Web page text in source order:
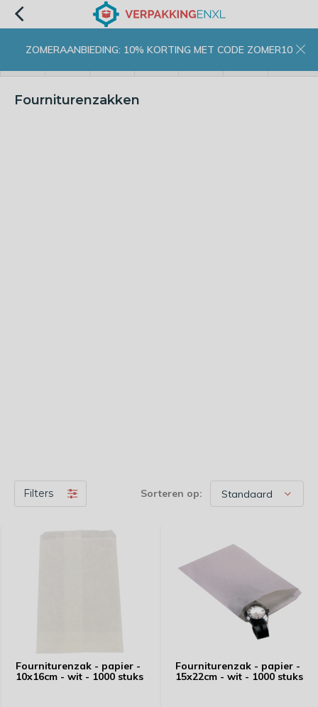
ZOMERAANBIEDING: 10% KORTING MET CODE ZOMER10
Fourniturenzakken
Filters Sorteren op:
Fourniturenzak - papier -
10x16cm - wit - 1000 stuks
Fourniturenzak - papier -
15x22cm - wit - 1000 stuks